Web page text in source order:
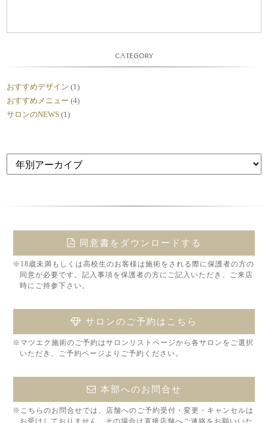
CATEGORY
おすすめデザイン (1)
おすすめメニュー (4)
サロンのNEWS (1)
同意書をダウンロードする
※18歳未満もしくは高校生のお客様は施術をされる際に保護者の方の
同意が必要です。記入事項を保護者の方にご記入いただき、ご来店
時にご持参下さい。
サロンのご予約はこちら
※マツエク施術のご予約はサロンリストページから各サロンをご選択
いただき、ご予約ページよりご予約ください。
本部へのお問合せ
※こちらのお問合せでは、店舗へのご予約受付・変更・キャンセルは
お受けしておりません。その場合は直接店舗へご連絡をお願いいた